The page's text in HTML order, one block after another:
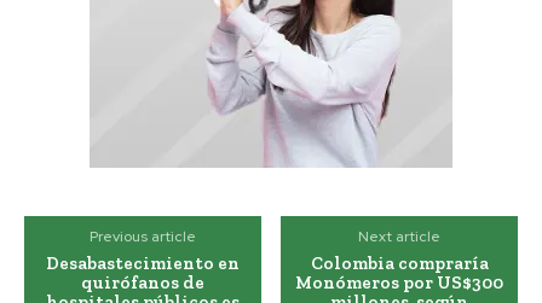
Previous article
Desabastecimiento en
quirófanos de
Next article
Colombia compraría
Monómeros por US$300